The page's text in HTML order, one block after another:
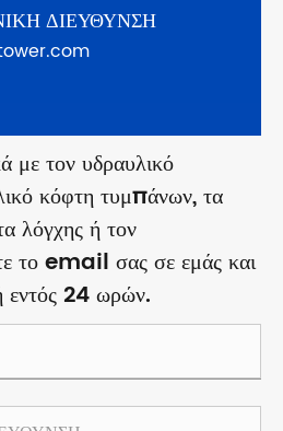
ΔΙΕΥΘΥΝΣΗ
με τον υδραυλικό
κόφτη τυμπάνων, τα
λόγχης ή τον
το email σας σε εμάς και
εντός 24 ωρών.